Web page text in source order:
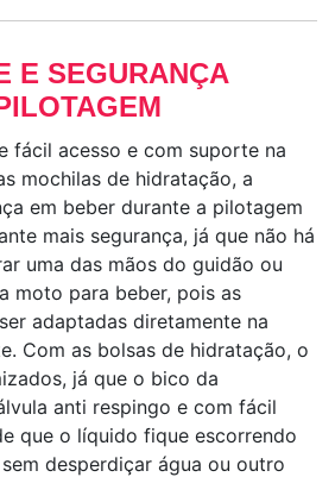
E SEGURANÇA
fácil acesso e com suporte na
mochilas de hidratação, a
em beber durante a pilotagem
mais segurança, já que não há
uma das mãos do guidão ou
moto para beber, pois as
adaptadas diretamente na
Com as bolsas de hidratação, o
já que o bico da
anti respingo e com fácil
que o líquido fique escorrendo
desperdiçar água ou outro